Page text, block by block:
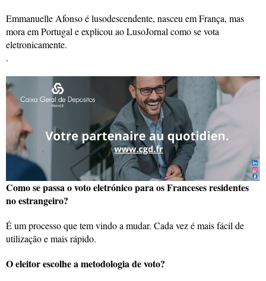
Emmanuelle Afonso é lusodescendente, nasceu em França, mas
mora em Portugal e explicou ao LusoJornal como se vota
eletronicamente.
.
Como se passa o voto eletrónico para os Franceses residentes
no estrangeiro?
É um processo que tem vindo a mudar. Cada vez é mais fácil de
utilização e mais rápido.
O eleitor escolhe a metodologia de voto?